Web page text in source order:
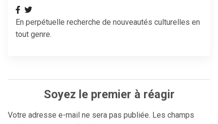
En perpétuelle recherche de nouveautés culturelles en
tout genre.
Soyez le premier à réagir
Votre adresse e-mail ne sera pas publiée. Les champs